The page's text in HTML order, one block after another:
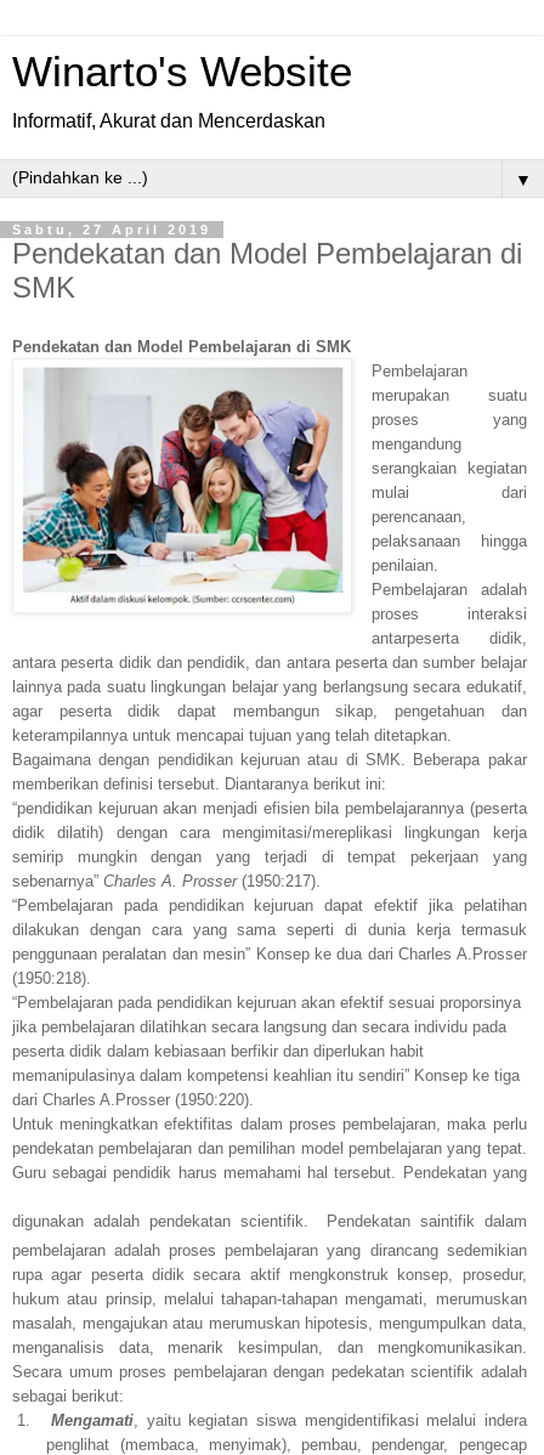
Winarto's Website
Informatif, Akurat dan Mencerdaskan
▼
Sabtu, 27 April 2019
Pendekatan dan Model Pembelajaran di
SMK
Pendekatan dan Model Pembelajaran di SMK
Pembelajaran
merupakan suatu
proses yang
mengandung
serangkaian kegiatan
mulai dari
perencanaan,
pelaksanaan hingga
penilaian.
Pembelajaran adalah
proses interaksi
antarpeserta didik,
antara peserta didik dan pendidik, dan antara peserta dan sumber belajar
lainnya pada suatu lingkungan belajar yang berlangsung secara edukatif,
agar peserta didik dapat membangun sikap, pengetahuan dan
keterampilannya untuk mencapai tujuan yang telah ditetapkan.
Bagaimana dengan pendidikan kejuruan atau di SMK. Beberapa pakar
memberikan definisi tersebut. Diantaranya berikut ini:
“pendidikan kejuruan akan menjadi efisien bila pembelajarannya (peserta
didik dilatih) dengan cara mengimitasi/mereplikasi lingkungan kerja
semirip mungkin dengan yang terjadi di tempat pekerjaan yang
sebenarnya” Charles A. Prosser(1950:217).
“Pembelajaran pada pendidikan kejuruan dapat efektif jika pelatihan
dilakukan dengan cara yang sama seperti di dunia kerja termasuk
penggunaan peralatan dan mesin” Konsep ke dua dari Charles A.Prosser
(1950:218).
“Pembelajaran pada pendidikan kejuruan akan efektif sesuai proporsinya
jika pembelajaran dilatihkan secara langsung dan secara individu pada
peserta didik dalam kebiasaan berfikir dan diperlukan habit
memanipulasinya dalam kompetensi keahlian itu sendiri” Konsep ke tiga
dari Charles A.Prosser (1950:220).
Untuk meningkatkan efektifitas dalam proses pembelajaran, maka perlu
pendekatan pembelajaran dan pemilihan model pembelajaran yang tepat.
Guru sebagai pendidik harus memahami hal tersebut. Pendekatan yang
digunakan adalah pendekatan scientifik.
Pendekatan saintifik dalam
pembelajaran adalah proses pembelajaran yang dirancang sedemikian
rupa agar peserta didik secara aktif mengkonstruk konsep, prosedur,
hukum atau prinsip, melalui tahapan-tahapan mengamati, merumuskan
masalah, mengajukan atau merumuskan hipotesis, mengumpulkan data,
menganalisis data, menarik kesimpulan, dan mengkomunikasikan.
Secara umum proses pembelajaran dengan pedekatan scientifik adalah
sebagai berikut:
1.
Mengamati , yaitu kegiatan siswa mengidentifikasi melalui indera
penglihat (membaca, menyimak), pembau, pendengar, pengecap